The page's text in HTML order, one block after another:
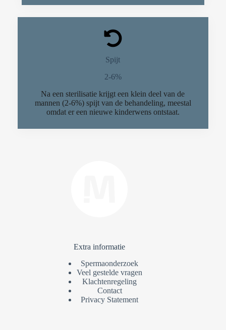
Spijt
2-6%
Na een sterilisatie krijgt een klein deel van de
mannen (2-6%) spijt van de behandeling, meestal
omdat er een nieuwe kinderwens ontstaat.
Extra informatie
Spermaonderzoek
Veel gestelde vragen
Klachtenregeling
Contact
Privacy Statement